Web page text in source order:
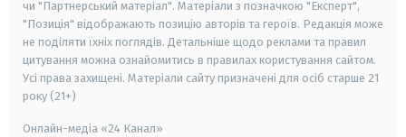
чи "Партнерський матеріал". Матеріали з позначкою "Експерт",
"Позиція" відображають позицію авторів та героїв. Редакція може
не поділяти їхніх поглядів. Детальніше щодо реклами та правил
цитування можна ознайомитись в правилах користування сайтом.
Усі права захищені. Матеріали сайту призначені для осіб старше 21
року (21+)
Онлайн-медіа «24 Канал»